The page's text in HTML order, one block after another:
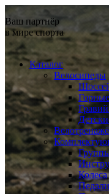
Ваш партнёр
в мире спорта
Каталог
Велосипеды
Колеса